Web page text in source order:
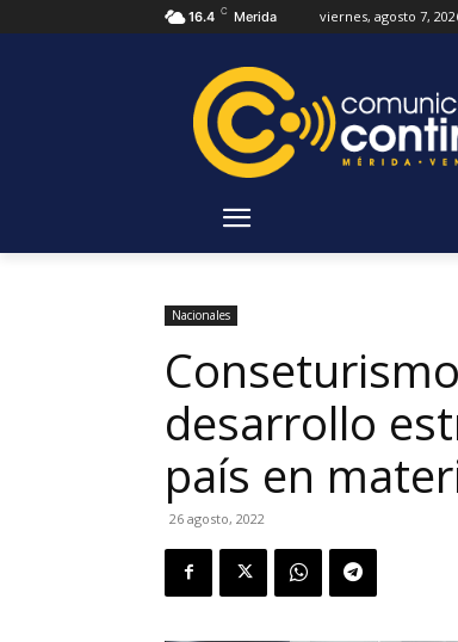
16.4 C Merida viernes, agosto 7,
Nacionales
desarrollo
país en
26 agosto, 2022